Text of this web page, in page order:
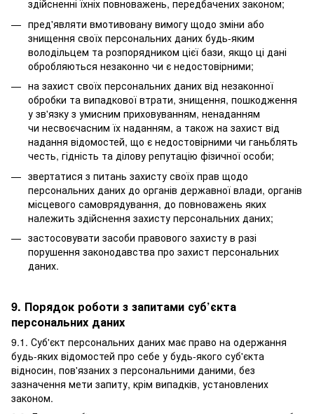
здійсненні їхніх повноважень, передбачених законом;
пред'являти вмотивовану вимогу щодо зміни або
знищення своїх персональних даних будь-яким
володільцем та розпорядником цієї бази, якщо ці дані
обробляються незаконно чи є недостовірними;
на захист своїх персональних даних від незаконної
обробки та випадкової втрати, знищення, пошкодження
у зв'язку з умисним приховуванням, ненаданням
чи несвоєчасним їх наданням, а також на захист від
надання відомостей, що є недостовірними чи ганьблять
честь, гідність та ділову репутацію фізичної особи;
звертатися з питань захисту своїх прав щодо
персональних даних до органів державної влади, органів
місцевого самоврядування, до повноважень яких
належить здійснення захисту персональних даних;
застосовувати засоби правового захисту в разі
порушення законодавства про захист персональних
даних.
9. Порядок роботи з запитами суб’єкта
персональних даних
9.1. Суб'єкт персональних даних має право на одержання
будь-яких відомостей про себе у будь-якого суб'єкта
відносин, пов'язаних з персональними даними, без
зазначення мети запиту, крім випадків, установлених
законом.